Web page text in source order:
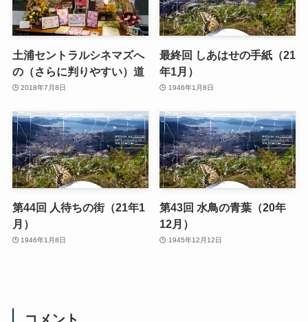
土浦セントラルシネマズへ
の（さらに判りやすい）道
2018年7月8日
最終回 しあはせの手紙（21
年1月）
1946年1月8日
第44回 人待ちの街（21年1
月）
1946年1月8日
第43回 水鳥の青葉（20年
12月）
1945年12月12日